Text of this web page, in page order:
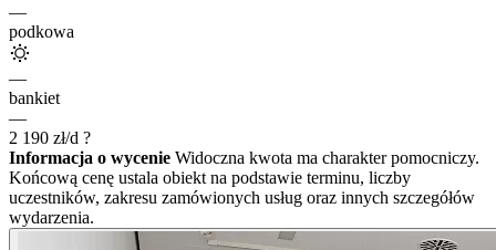
—
podkowa
—
bankiet
—
2 190 zł/d ?
Informacja o wycenie Widoczna kwota ma charakter pomocniczy.
Końcową cenę ustala obiekt na podstawie terminu, liczby
uczestników, zakresu zamówionych usług oraz innych szczegółów
wydarzenia.